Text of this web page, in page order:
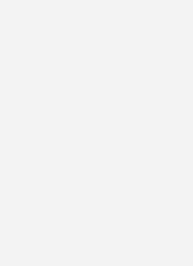
„industrielle Abwanderung“ ist